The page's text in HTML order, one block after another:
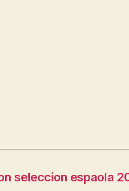
seleccion espaola